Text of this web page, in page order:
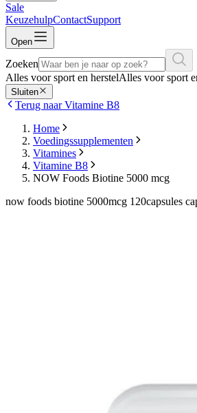
Sale
KeuzehulpContactSupport
Open
Zoeken
Alles voor sport en herstelAlles voor sport
Sluiten
Terug naar Vitamine B8
Home
Voedingssupplementen
Vitamines
Vitamine B8
NOW Foods Biotine 5000 mcg
now foods biotine 5000mcg 120capsules